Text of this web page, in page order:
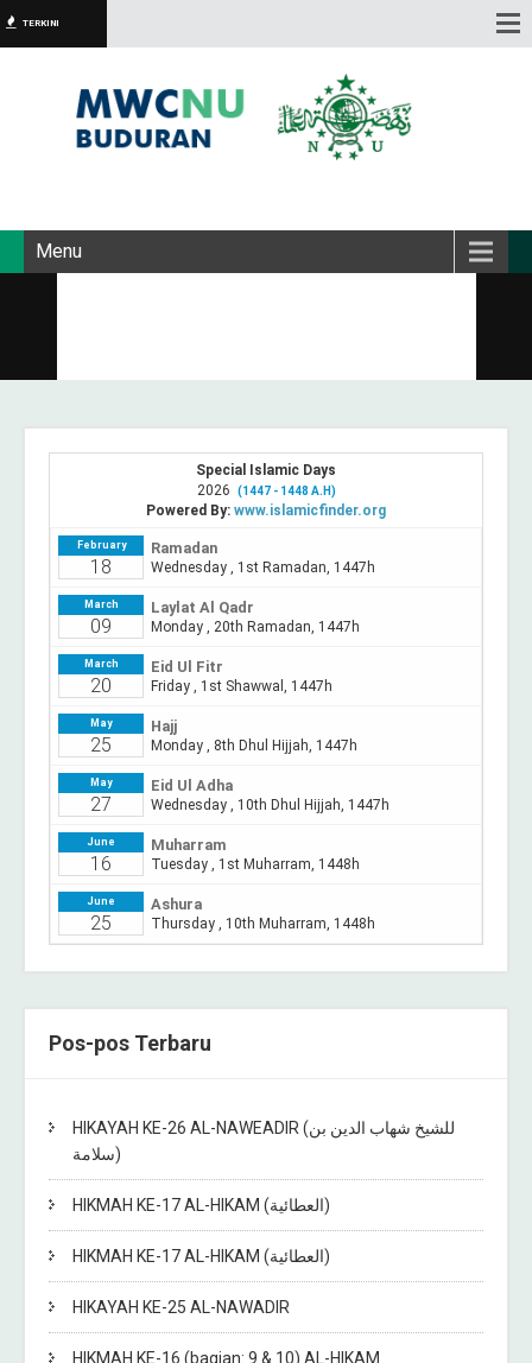
TERKINI
Menu
Pos-pos Terbaru
HIKAYAH KE-26 AL-NAWEADIR (للشيخ شهاب الدين بن
سلامة)
HIKMAH KE-17 AL-HIKAM (العطائية)
HIKMAH KE-17 AL-HIKAM (العطائية)
HIKAYAH KE-25 AL-NAWADIR
HIKMAH KE-16 (bagian: 9 & 10) AL-HIKAM